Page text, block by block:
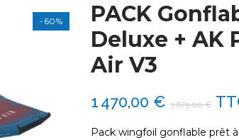
-60%
PACK
Deluxe + AK
Air V3
1 470,00 € 3 675,00 €
Pack wingfoil gonflable prêt